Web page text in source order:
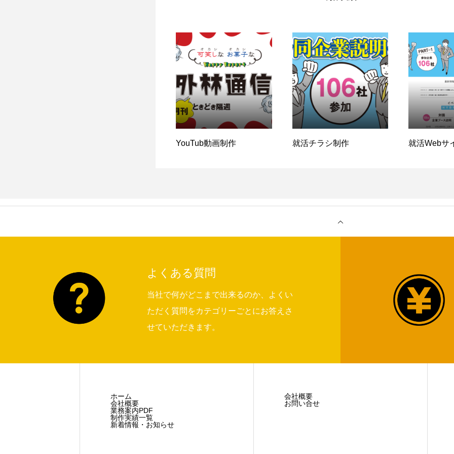
YouTub動画制作 就活チラシ制作 就活Webサ
よくある質問
当社で何がどこまで出来るのか、よくい
ただく質問をカテゴリーごとにお答えさ
せていただきます。
ホーム
会社概要
業務案内PDF
制作実績一覧
新着情報・お知らせ
会社概要
お問い合せ